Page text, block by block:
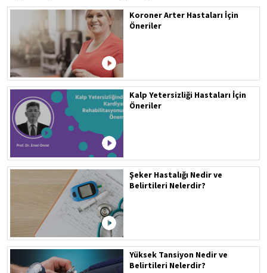
Koroner Arter Hastaları İçin
Öneriler
Kalp Yetersizliği Hastaları İçin
Öneriler
Şeker Hastalığı Nedir ve
Belirtileri Nelerdir?
Yüksek Tansiyon Nedir ve
Belirtileri Nelerdir?